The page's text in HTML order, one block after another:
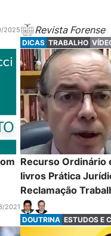
2025 Revista Forense
2021
DICAS TRABALHO
Recurso Ordinário
livros Prática
Reclamação
DOUTRINA ESTUDOS E